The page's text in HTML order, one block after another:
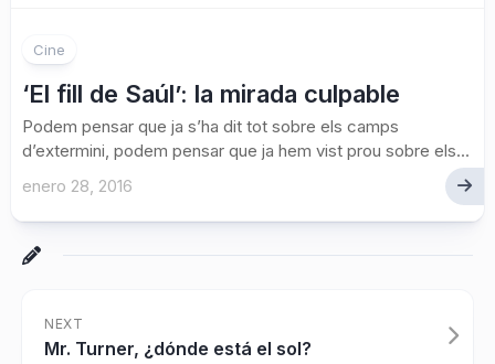
Cine
‘El fill de Saúl’: la mirada culpable
Podem pensar que ja s’ha dit tot sobre els camps
d’extermini, podem pensar que ja hem vist prou sobre els...
enero 28, 2016
NEXT
Mr. Turner, ¿dónde está el sol?